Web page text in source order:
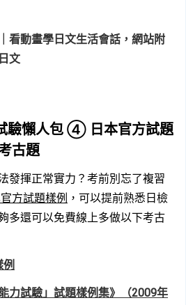
｜看動畫學日文生活會話，網站附
文
驗懶人包 ④ 日本官方試題
古題
發揮正常實力？考前別忘了複習
方試題樣例 ，可以提前熟悉日檢
多還可以免費線上多做以下考古
力試驗」試題樣例集》（2009年